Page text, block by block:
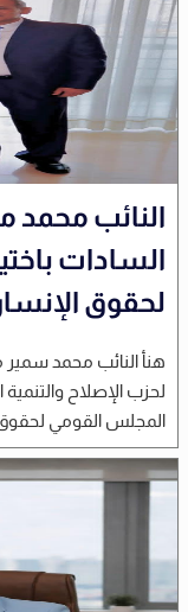
النائب محمد
السادات
لحقوق
هنأ النائب محمد
لحزب الإصلاح والتنمية
المجلس القومي لحقوق